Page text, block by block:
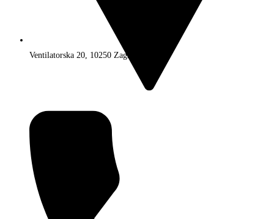
Ventilatorska 20, 10250 Zagreb